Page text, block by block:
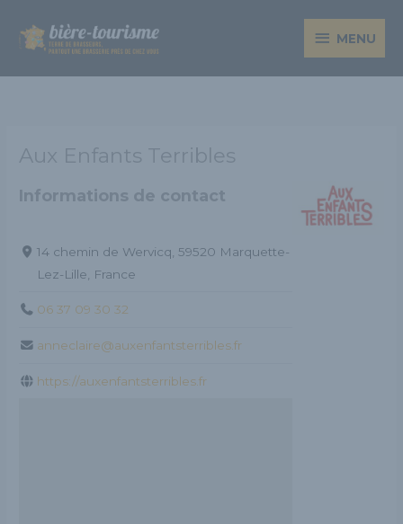
contenu
MENU
MENU
Aux Enfants Terribles
Informations de contact
14 chemin de Wervicq, 59520 Marquette-
Lez-Lille, France
06 37 09 30 32
anneclaire@auxenfantsterribles.fr
https://auxenfantsterribles.fr